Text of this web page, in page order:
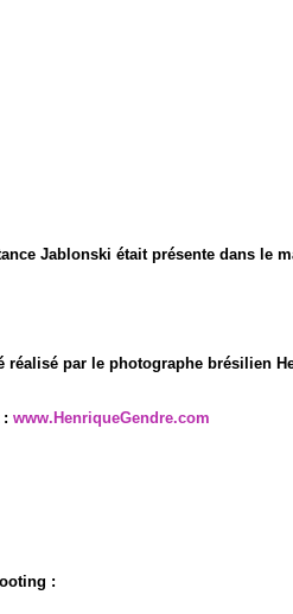
Jablonski était présente dans le
réalisé par le photographe brésilien
:www.HenriqueGendre.com
: